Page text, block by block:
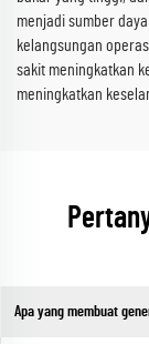
menjadi sumber
kelangsungan
sakit meningkatkan
meningkatkan
Apa yang membuat